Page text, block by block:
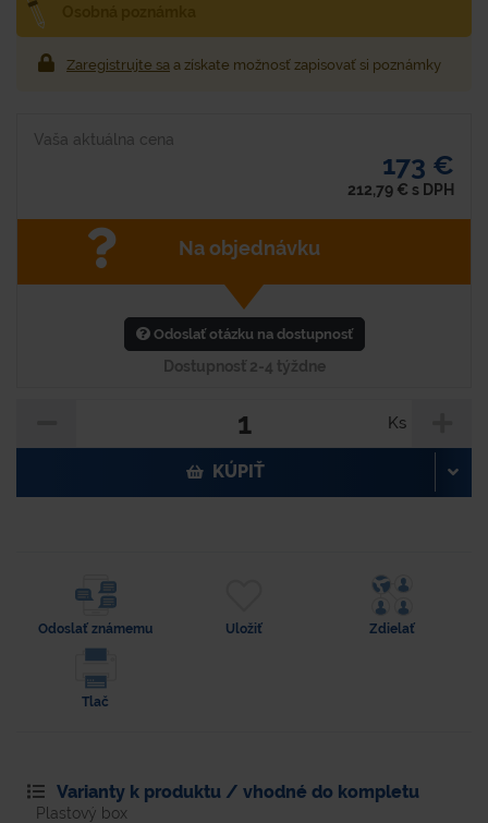
Zaregistrujte sa a získate možnosť zapisovať si poznámky
Vaša aktuálna cena
173 €
212,79 € s DPH
Na objednávku
Odoslať otázku na dostupnosť
Dostupnosť 2-4 týždne
Ks
KÚPIŤ
Odoslať známemu Uložiť Zdielať
Tlač
Varianty k produktu / vhodné do kompletu
Plastový box